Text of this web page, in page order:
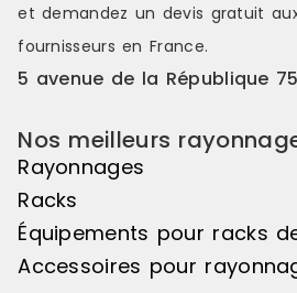
et demandez un devis gratuit
fournisseurs en France.
5 avenue de la République
Nos meilleurs
Rayonnages
Racks
Équipements pour racks
Accessoires pour